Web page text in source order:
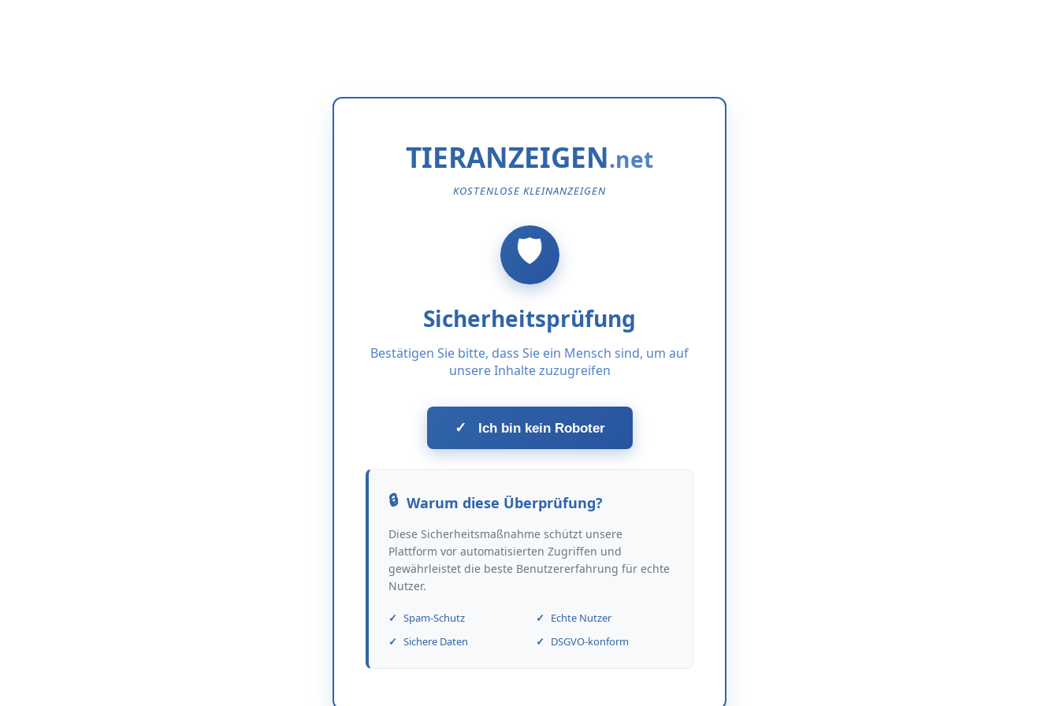
TIERANZEIGEN
KOSTENLOSE KLEINANZEIGEN
Sicherheitsprüfung
Bestätigen Sie bitte, dass Sie ein Mensch sind, um auf
unsere Inhalte zuzugreifen
✓ Ich bin kein Roboter
Warum diese Überprüfung?
Diese Sicherheitsmaßnahme schützt unsere
Plattform vor automatisierten Zugriffen und
gewährleistet die beste Benutzererfahrung für echte
Nutzer.
Spam-Schutz
Echte Nutzer
Sichere Daten
DSGVO-konform